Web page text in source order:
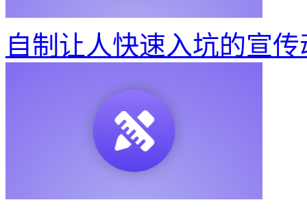
自制让人快速入坑的宣传